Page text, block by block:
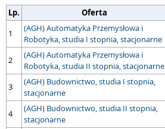
Lp. Oferta
1
(AGH) Automatyka Przemysłowa i
Robotyka, studia I stopnia, stacjonarne
2
(AGH) Automatyka Przemysłowa i
Robotyka, studia II stopnia, stacjonarne
3
(AGH) Budownictwo, studia I stopnia,
stacjonarne
4
(AGH) Budownictwo, studia II stopnia,
stacjonarne